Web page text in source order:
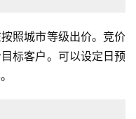
照城市等级出价。竞价
标客户。可以设定日预